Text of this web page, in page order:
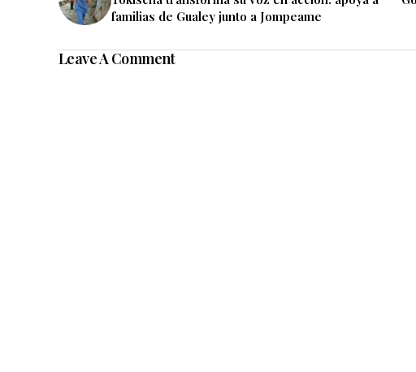
familias de Gualey junto a Jompeame
Leave A Comment